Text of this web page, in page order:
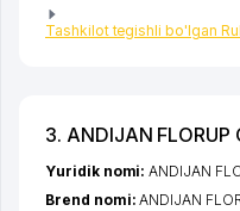
Tashkilot tegishli bo'lgan
3. ANDIJAN FLORUP
Yuridik nomi:ANDIJAN
Brend nomi:ANDIJAN